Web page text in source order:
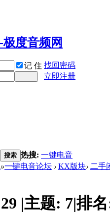
记 住 找回密码
立即注册
搜索 热搜: 一键电音
»一键电音论坛 › KX版块› 二手
29 |主题: 7|排